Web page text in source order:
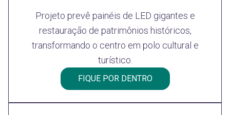
Projeto prevê painéis de LED gigantes e
restauração de patrimônios históricos,
transformando o centro em polo cultural e
turístico.
FIQUE POR DENTRO